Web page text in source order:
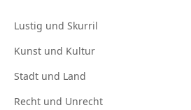
Lustig und Skurril
Kunst und Kultur
Stadt und Land
Recht und Unrecht